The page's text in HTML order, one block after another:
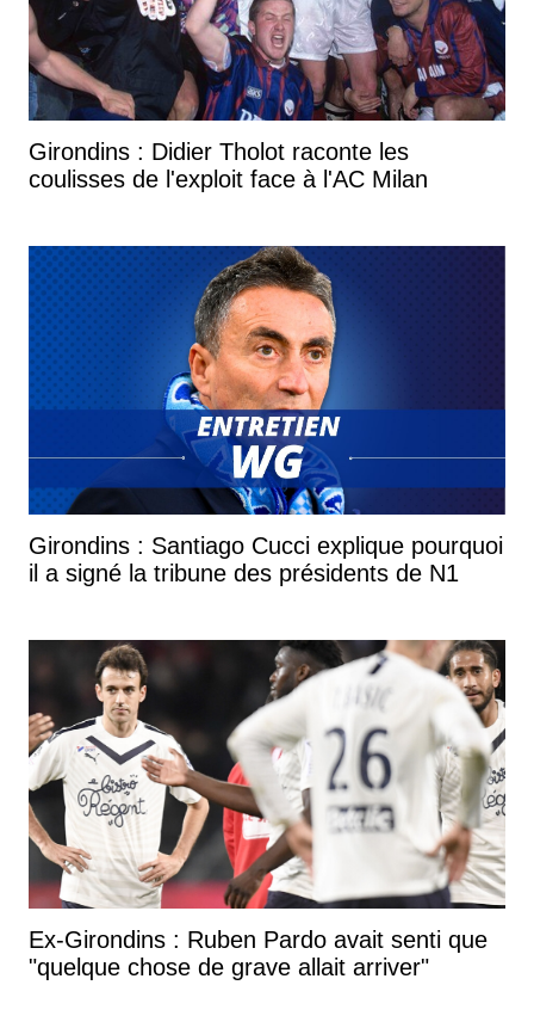
Girondins : Didier Tholot raconte les
coulisses de l'exploit face à l'AC Milan
Girondins : Santiago Cucci explique pourquoi
il a signé la tribune des présidents de N1
Ex-Girondins : Ruben Pardo avait senti que
"quelque chose de grave allait arriver"